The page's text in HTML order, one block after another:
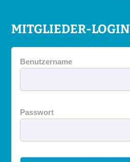
MITGLIEDER-LOGIN
Benutzername
Passwort